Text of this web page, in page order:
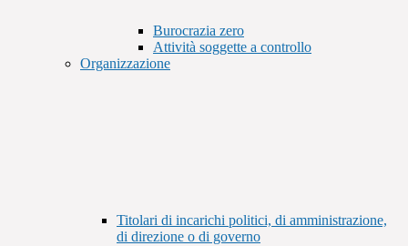
Burocrazia zero
Attività soggette a controllo
Organizzazione
Titolari di incarichi politici, di amministrazione,
di direzione o di governo